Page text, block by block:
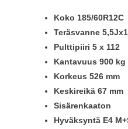
Koko 185/60R12C
Teräsvanne
Pulttipiiri 5 x 112
Kantavuus 900 kg
Korkeus 526 mm
Keskireikä 67 mm
Sisärenkaaton
Hyväksyntä E4